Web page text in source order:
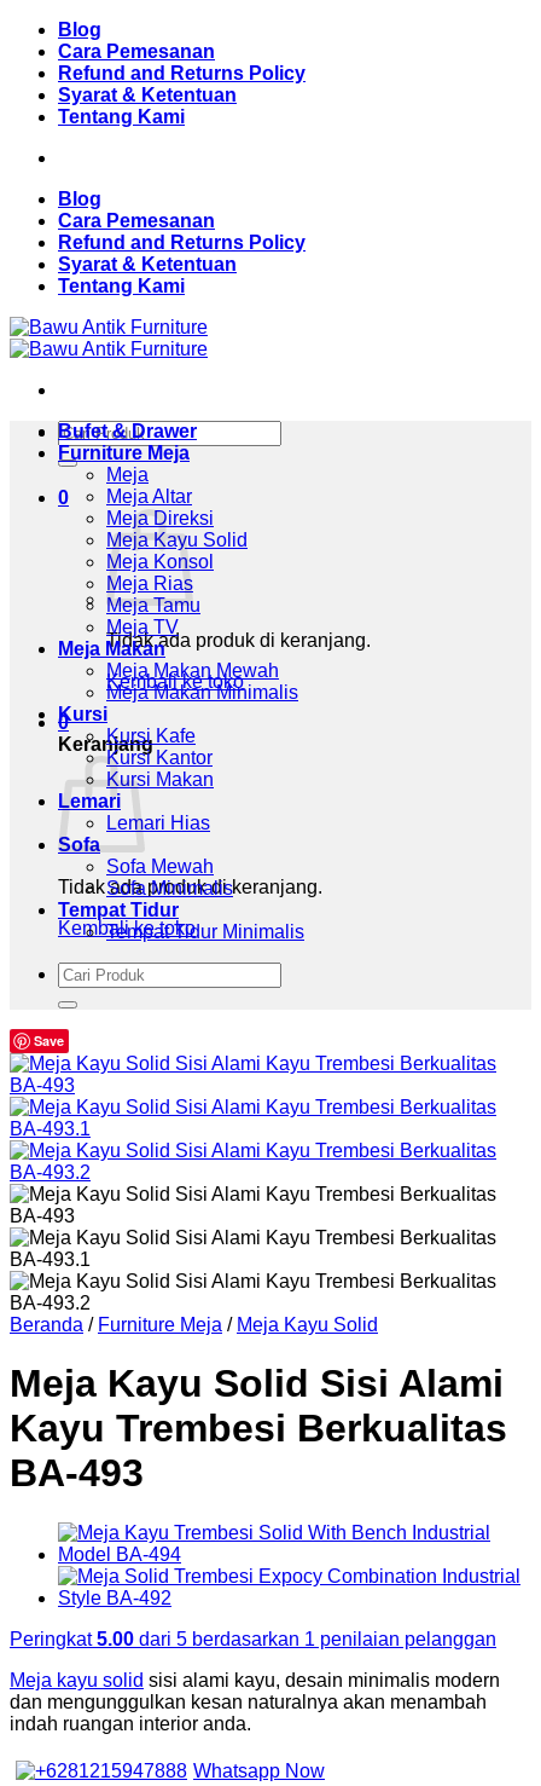
Skip
content
Blog
Cara Pemesanan
Refund and Returns Policy
Syarat & Ketentuan
Tentang Kami
Blog
Cara Pemesanan
Refund and Returns Policy
Syarat & Ketentuan
Tentang Kami
Pencarian
untuk:
0
Tidak ada produk di keranjang.
Kembali ke toko
0
Keranjang
Tidak ada produk di keranjang.
Kembali ke toko
Bufet & Drawer
Furniture Meja
Meja
Meja Altar
Meja Direksi
Meja Kayu Solid
Meja Konsol
Meja Rias
Meja Tamu
Meja TV
Meja Makan
Meja Makan Mewah
Meja Makan Minimalis
Kursi
Kursi Kafe
Kursi Kantor
Kursi Makan
Lemari
Lemari Hias
Sofa
Sofa Mewah
Sofa Minimalis
Tempat Tidur
Tempat Tidur Minimalis
Pencarian
untuk:
Save
Beranda / Furniture Meja / Meja Kayu Solid
Meja Kayu Solid Sisi Alami
Kayu Trembesi Berkualitas
BA-493
Peringkat5.00 dari 5 berdasarkan 1 penilaian pelanggan
Meja kayu solid sisi alami kayu, desain minimalis modern
dan mengunggulkan kesan naturalnya akan menambah
indah ruangan interior anda.
Whatsapp Now